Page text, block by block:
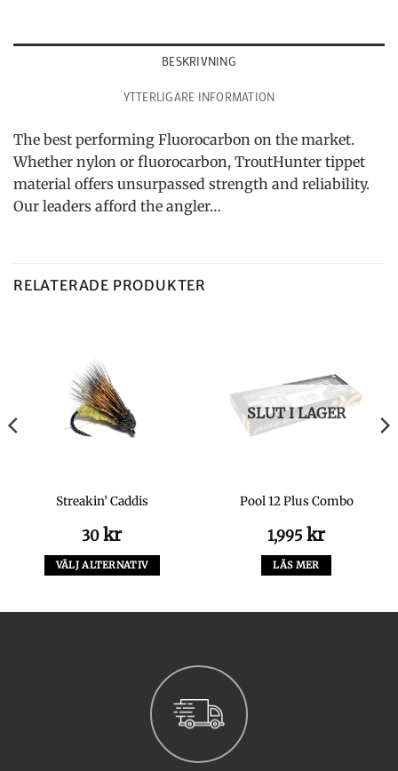
BESKRIVNING
YTTERLIGARE INFORMATION
The best performing Fluorocarbon on the market.
Whether nylon or fluorocarbon, TroutHunter tippet
material offers unsurpassed strength and reliability.
Our leaders afford the angler…
RELATERADE PRODUKTER
Streakin’ Caddis
30 kr
VÄLJ ALTERNATIV
alternativen
SLUT I LAGER
Pool 12 Plus Combo
1,995 kr
LÄS MER